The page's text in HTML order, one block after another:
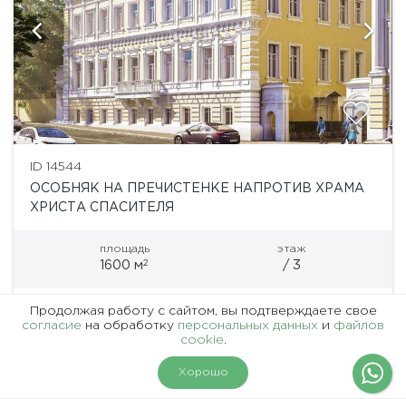
На карте
ID 14544
ОСОБНЯК НА ПРЕЧИСТЕНКЕ НАПРОТИВ ХРАМА
ХРИСТА СПАСИТЕЛЯ
площадь
1600 м2
этаж
/ 3
Кропоткинская
Продажа особняка в центре Москвы, в пешей
доступности от станции метро «Кропоткинская».
Продолжая работу с сайтом, вы подтверждаете свое
согласие на обработку персональных данных и файлов
cookie.
Хорошо